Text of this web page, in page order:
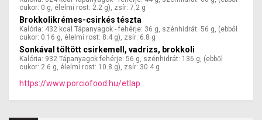
cukor: 0 g, élelmi rost: 2.2 g), zsír: 7.2 g
Brokkolikrémes-csirkés tészta
Kalória: 432 kcal Tápanyagok - fehérje: 36 g, szénhidrát: 56 g, (ebből
cukor: 0.16 g, élelmi rost: 8.4 g), zsír: 6.8 g
Sonkával töltött csirkemell, vadrizs, brokkoli
Kalória: 932 Tápanyagok fehérje: 56 g, szénhidrát: 136 g, (ebből
cukor: 2.6 g, élelmi rost: 10.8 g), zsír: 30.4 g
https://www.porciofood.hu/etlap